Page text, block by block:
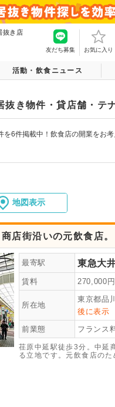
抜き店
友だち募集 お気に入り
活動・飲食ニュース
抜き物件・貸店舗・テ
を6件掲載中！飲食店の開業をお
地図表示
店街沿いの元飲食店。
最寄駅 東急大
賃料 270,000
所在地
東京都品
後に表示
前業態 フランス
荏原中延駅徒歩3分。中延
る立地です。元飲食店の